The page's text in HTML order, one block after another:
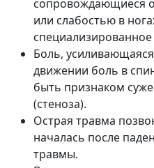
сопровождающиеся
или слабостью в
Боль,
движении боль в
быть признаком
(стеноза).
Острая травма
началась после
травмы.